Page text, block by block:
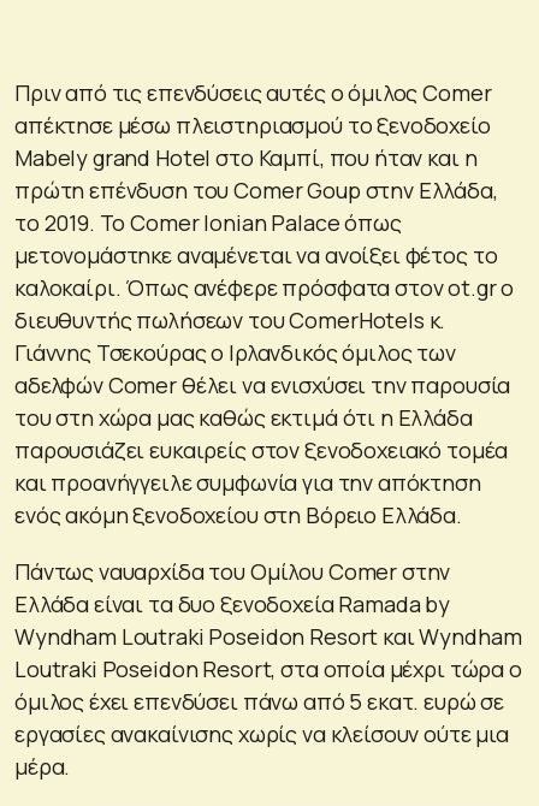
Πριν από τις επενδύσεις αυτές ο όμιλος Comer
απέκτησε μέσω πλειστηριασμού το ξενοδοχείο
Mabely grand Hotel στο Καμπί, που ήταν και η
πρώτη επένδυση του Comer Goup στην Ελλάδα,
το 2019. Το Comer Ionian Palace όπως
μετονομάστηκε αναμένεται να ανοίξει φέτος το
καλοκαίρι. Όπως ανέφερε πρόσφατα στον ot.gr ο
διευθυντής πωλήσεων του ComerHotels κ.
Γιάννης Τσεκούρας ο Ιρλανδικός όμιλος των
αδελφών Comer θέλει να ενισχύσει την παρουσία
του στη χώρα μας καθώς εκτιμά ότι η Ελλάδα
παρουσιάζει ευκαιρείς στον ξενοδοχειακό τομέα
και προανήγγειλε συμφωνία για την απόκτηση
ενός ακόμη ξενοδοχείου στη Βόρειο Ελλάδα.
Πάντως ναυαρχίδα του Ομίλου Comer στην
Ελλάδα είναι τα δυο ξενοδοχεία Ramada by
Wyndham Loutraki Poseidon Resort και Wyndham
Loutraki Poseidon Resort, στα οποία μέχρι τώρα ο
όμιλος έχει επενδύσει πάνω από 5 εκατ. ευρώ σε
εργασίες ανακαίνισης χωρίς να κλείσουν ούτε μια
μέρα.